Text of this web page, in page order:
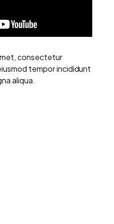
consectetur
tempor incididunt
aliqua.